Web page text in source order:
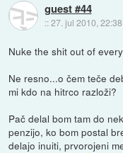
guest #44
::27. jul 2010, 22:38
Nuke the shit out of
Ne resno...o čem teče
mi kdo na hitrco razloži?
Pač delal bom tam do
penzijo, ko bom postal
delajo inuiti, prvorojeni